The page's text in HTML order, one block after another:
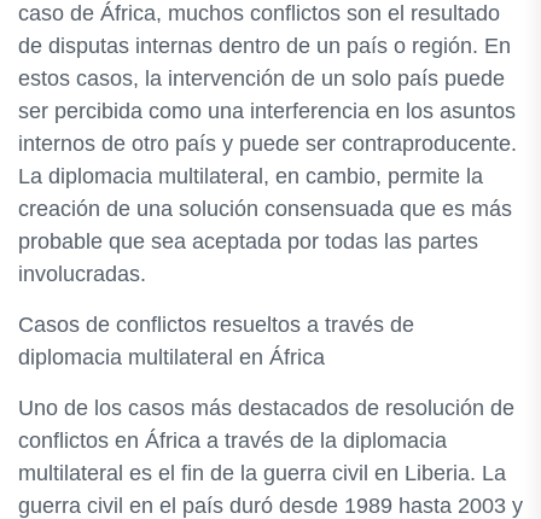
caso de África, muchos conflictos son el resultado
de disputas internas dentro de un país o región. En
estos casos, la intervención de un solo país puede
ser percibida como una interferencia en los asuntos
internos de otro país y puede ser contraproducente.
La diplomacia multilateral, en cambio, permite la
creación de una solución consensuada que es más
probable que sea aceptada por todas las partes
involucradas.
Casos de conflictos resueltos a través de
diplomacia multilateral en África
Uno de los casos más destacados de resolución de
conflictos en África a través de la diplomacia
multilateral es el fin de la guerra civil en Liberia. La
guerra civil en el país duró desde 1989 hasta 2003 y